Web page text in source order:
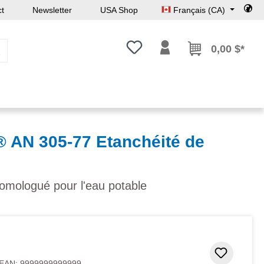
Newsletter USA Shop Français (CA)
Vous avez 0 articles dans votre
0,00 $*
AN 305-77 Etanchéité de
pour l'eau potable